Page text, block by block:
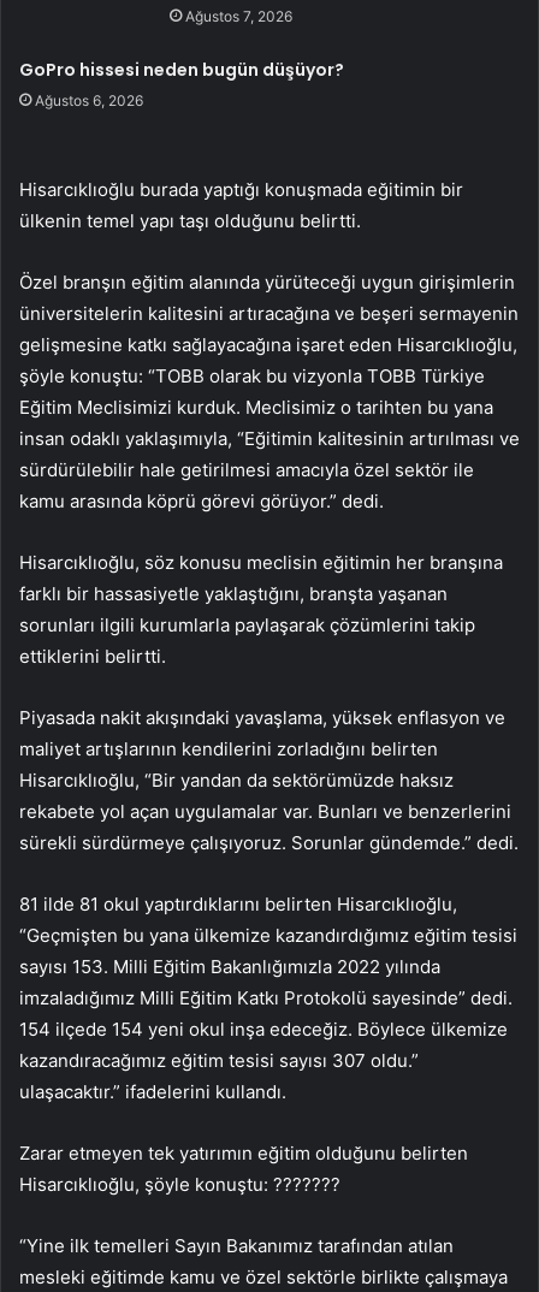
Ağustos 7, 2026
GoPro hissesi neden bugün düşüyor?
Ağustos 6, 2026
Hisarcıklıoğlu burada yaptığı konuşmada eğitimin bir
ülkenin temel yapı taşı olduğunu belirtti.
Özel branşın eğitim alanında yürüteceği uygun girişimlerin
üniversitelerin kalitesini artıracağına ve beşeri sermayenin
gelişmesine katkı sağlayacağına işaret eden Hisarcıklıoğlu,
şöyle konuştu: “TOBB olarak bu vizyonla TOBB Türkiye
Eğitim Meclisimizi kurduk. Meclisimiz o tarihten bu yana
insan odaklı yaklaşımıyla, “Eğitimin kalitesinin artırılması ve
sürdürülebilir hale getirilmesi amacıyla özel sektör ile
kamu arasında köprü görevi görüyor.” dedi.
Hisarcıklıoğlu, söz konusu meclisin eğitimin her branşına
farklı bir hassasiyetle yaklaştığını, branşta yaşanan
sorunları ilgili kurumlarla paylaşarak çözümlerini takip
ettiklerini belirtti.
Piyasada nakit akışındaki yavaşlama, yüksek enflasyon ve
maliyet artışlarının kendilerini zorladığını belirten
Hisarcıklıoğlu, “Bir yandan da sektörümüzde haksız
rekabete yol açan uygulamalar var. Bunları ve benzerlerini
sürekli sürdürmeye çalışıyoruz. Sorunlar gündemde.” dedi.
81 ilde 81 okul yaptırdıklarını belirten Hisarcıklıoğlu,
“Geçmişten bu yana ülkemize kazandırdığımız eğitim tesisi
sayısı 153. Milli Eğitim Bakanlığımızla 2022 yılında
imzaladığımız Milli Eğitim Katkı Protokolü sayesinde” dedi.
154 ilçede 154 yeni okul inşa edeceğiz. Böylece ülkemize
kazandıracağımız eğitim tesisi sayısı 307 oldu.”
ulaşacaktır.” ifadelerini kullandı.
Zarar etmeyen tek yatırımın eğitim olduğunu belirten
Hisarcıklıoğlu, şöyle konuştu: ???????
“Yine ilk temelleri Sayın Bakanımız tarafından atılan
mesleki eğitimde kamu ve özel sektörle birlikte çalışmaya